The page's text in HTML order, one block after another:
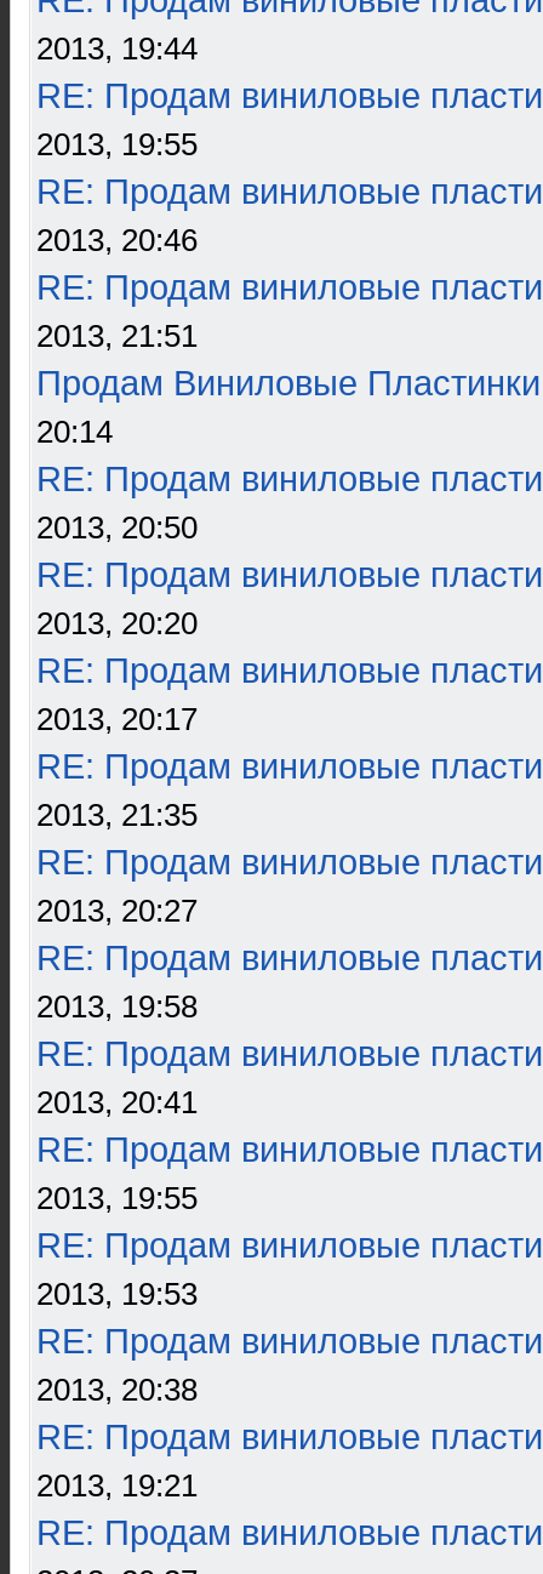
2013, 19:44
RE: Продам виниловые
2013, 19:55
RE: Продам виниловые
2013, 20:46
RE: Продам виниловые
2013, 21:51
Продам Виниловые Пластинки
20:14
RE: Продам виниловые
2013, 20:50
RE: Продам виниловые
2013, 20:20
RE: Продам виниловые
2013, 20:17
RE: Продам виниловые
2013, 21:35
RE: Продам виниловые
2013, 20:27
RE: Продам виниловые
2013, 19:58
RE: Продам виниловые
2013, 20:41
RE: Продам виниловые
2013, 19:55
RE: Продам виниловые
2013, 19:53
RE: Продам виниловые
2013, 20:38
RE: Продам виниловые
2013, 19:21
RE: Продам виниловые